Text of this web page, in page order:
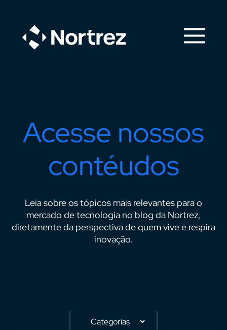
Acesse nossos
contéudos
Leia sobre os tópicos mais relevantes para o
mercado de tecnologia no blog da Nortrez,
diretamente da perspectiva de quem vive e respira
inovação.